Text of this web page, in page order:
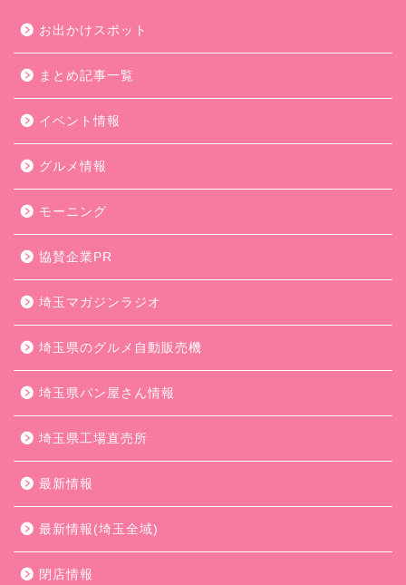
お出かけスポット
まとめ記事一覧
イベント情報
グルメ情報
モーニング
協賛企業PR
埼玉マガジンラジオ
埼玉県のグルメ自動販売機
埼玉県パン屋さん情報
埼玉県工場直売所
最新情報
最新情報(埼玉全域)
閉店情報